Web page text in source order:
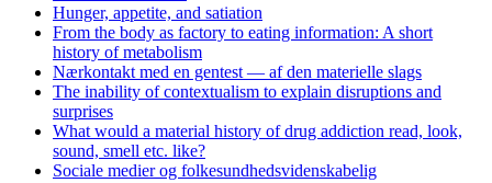
Hunger, appetite, and satiation
From the body as factory to eating information: A short
history of metabolism
Nærkontakt med en gentest — af den materielle slags
The inability of contextualism to explain disruptions and
surprises
What would a material history of drug addiction read, look,
sound, smell etc. like?
Sociale medier og folkesundhedsvidenskabelig